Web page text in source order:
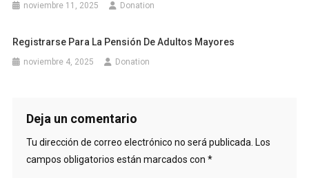
noviembre 11, 2025 Donation
Registrarse Para La Pensión De Adultos Mayores
noviembre 4, 2025 Donation
Deja un comentario
Tu dirección de correo electrónico no será publicada. Los
campos obligatorios están marcados con *